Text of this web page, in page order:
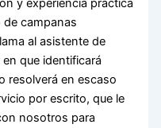
de campanas
al asistente de
que identificará
resolverá en escaso
por escrito, que le
nosotros para